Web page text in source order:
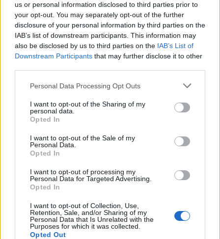
us or personal information disclosed to third parties prior to
your opt-out. You may separately opt-out of the further
disclosure of your personal information by third parties on the
IAB’s list of downstream participants. This information may
also be disclosed by us to third parties on the IAB’s List of
Downstream Participants that may further disclose it to other
Personal Data Processing Opt Outs
I want to opt-out of the Sharing of my
personal data.
Opted In
I want to opt-out of the Sale of my
Personal Data.
Opted In
I want to opt-out of processing my
Personal Data for Targeted Advertising.
Opted In
I want to opt-out of Collection, Use,
Retention, Sale, and/or Sharing of my
Personal Data that Is Unrelated with the
Purposes for which it was collected.
Opted Out
ΠΕΡΙΣΣΌΤΕΡΑ ΣΕ ΑΥΤΉ ΤΗΝ ΚΑΤΗΓΟΡΊΑ
Μedia Markt για την Black
Friday: Ποιος θα κάνει τις
καλύτερες προσφορές;
20/11/2017 - 02:00
παράγοντες της διεθνούς
τουριστικής αγοράς